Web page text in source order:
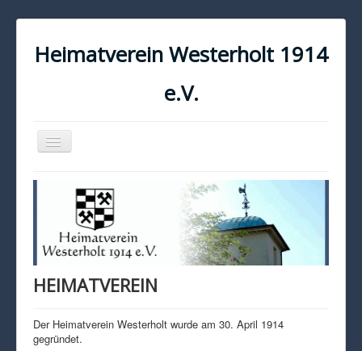
Heimatverein Westerholt 1914
e.V.
Navigation
an/aus
KONTAKT
IMPRESSUM
DATENSCHUTZ
HEIMATVEREIN
Der Heimatverein Westerholt wurde am 30. April 1914
gegründet.